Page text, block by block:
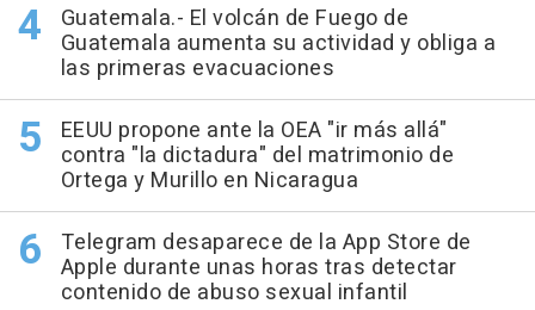
Guatemala.- El volcán de Fuego de
Guatemala aumenta su actividad y obliga a
las primeras evacuaciones
EEUU propone ante la OEA "ir más allá"
contra "la dictadura" del matrimonio de
Ortega y Murillo en Nicaragua
Telegram desaparece de la App Store de
Apple durante unas horas tras detectar
contenido de abuso sexual infantil